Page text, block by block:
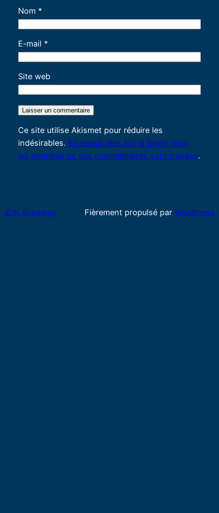
Nom *
E-mail *
Site web
Ce site utilise Akismet pour réduire les
indésirables. En savoir plus sur la façon dont
les données de vos commentaires sont traitées.
JDR Academy Fièrement propulsé par WordPress